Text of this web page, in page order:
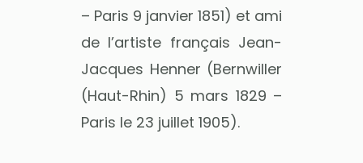
– Paris 9 janvier 1851) et ami
de l’artiste français Jean-
Jacques Henner (Bernwiller
(Haut-Rhin) 5 mars 1829 –
Paris le 23 juillet 1905).